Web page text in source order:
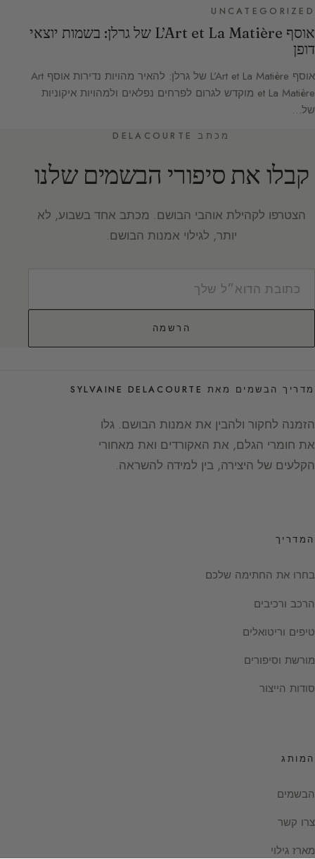
UNCATEGORIZED
אוסף L’Art et La Matière של גרלן: בשמות יוצאי
דופן
אוסף L’Art et La Matière של גרלן: להאיר מהויות נדירות אוסף Art
et La Matière מוקדש לגרום לפרחים נפלאים ולמהויות איקוניות
של…
מכתב DELACOURTE
קבלו את סיפורי הבשמים שלנו
הצטרפו לקהילת אוהבי הבושם. מכתב אחד בשבוע, לא
יותר, לגילוי אמנות הבושם.
הרשמה
מדריך הבשמים מאת SYLVAINE DELACOURTE
הזמנה לחקור ולהבין את אמנות הבושם. גלו
את חומרי הגלם, את האקורדים ואת מאחורי
הקלעים של היצירה, בין למידה להשראה.
המדריך
בחרו את החתימה שלכם
הרכב ורכיבים
טיפים וריטואלים
מורשת וסיפורים
סודות הייצור
המותג
הבשמים
צרו קשר
מארז גילוי